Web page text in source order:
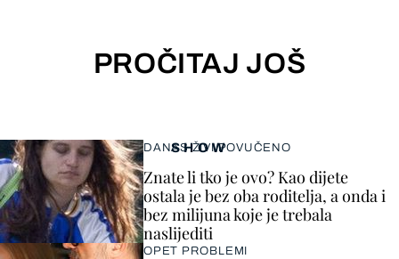
PROČITAJ JOŠ
SHOW
DANAS ŽIVI POVUČENO
Znate li tko je ovo? Kao dijete
ostala je bez oba roditelja, a onda i
bez milijuna koje je trebala
naslijediti
OPET PROBLEMI